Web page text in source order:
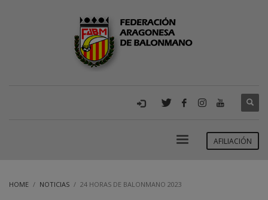
AFILIACIÓN
HOME NOTICIAS 24 HORAS DE BALONMANO 2023